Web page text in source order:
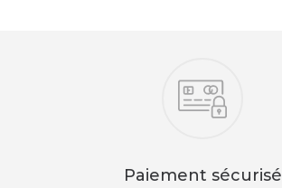
Paiement sécurisé